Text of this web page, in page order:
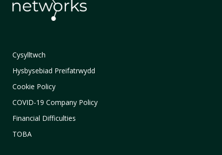
Cysylltwch
Hysbysebiad Preifatrwydd
Cookie Policy
COVID-19 Company Policy
Financial Difficulties
TOBA